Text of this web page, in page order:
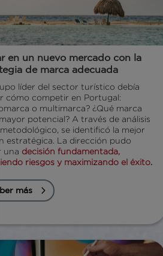
en un nuevo mercado con la
de marca adecuada
líder del sector turístico debía
cómo competir en Portugal:
o multimarca? ¿Qué marca
mayor potencial? A través de análisis
metodológico, se identificó la mejor
estratégica. La dirección pudo
una decisión fundamentada,
riesgos y maximizando el éxito.
más